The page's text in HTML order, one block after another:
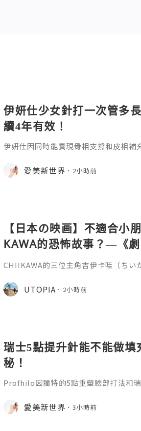
伊妍仕少女針打一次管多
續4年有效！
伊妍仕因同時能實現骨相支撐和皮相
非永久，伊妍仕少女針打一次管多長
分邏輯和不同劑型的差異說起。1.區
愛美新世界 2小時前
【日本の映画】不適合小
KAWA的恐怖故事？—《
魚島的秘密》
CHIIKAWA的三位主角吉伊卡哇（ちい
關？《劇場版 CHIIKAWA 人魚島的秘
島のひみつ）講述兔兔在草地上休息的
UTOPIA 2小時前
瑞士5點提升針能不能做
秘！
Profhilo因獨特的5點重塑臉部打法和
麼？它有什麼效果？瑞士5點提升針有
位就能得到清晰的答案。1.生物重塑
愛美新世界 3小時前